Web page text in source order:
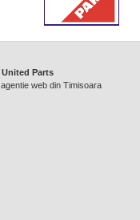
United Parts
agentie web din Timisoara